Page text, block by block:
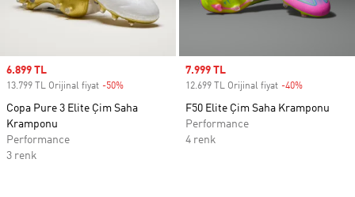
Sale price
6.899 TL
13.799 TL Orijinal fiyat -50%
Copa Pure 3 Elite Çim Saha
Kramponu
Performance
3 renk
Sale price
7.999 TL
12.699 TL Orijinal fiyat -40%
F50 Elite Çim Saha Kramponu
Performance
4 renk